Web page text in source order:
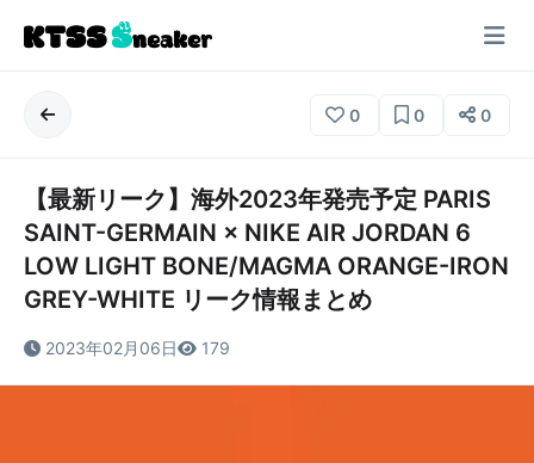
0 0 0
【最新リーク】海外2023年発売予定 PARIS
SAINT-GERMAIN × NIKE AIR JORDAN 6
LOW LIGHT BONE/MAGMA ORANGE-IRON
GREY-WHITE リーク情報まとめ
2023年02月06日 179